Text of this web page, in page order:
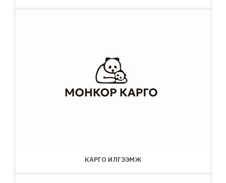
КАРГО ИЛГЭЭМЖ